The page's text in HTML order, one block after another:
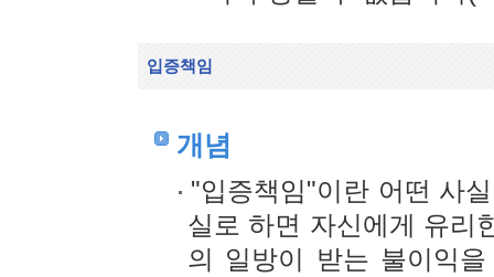
입증책임
개념
"입증책임"이란 어떤 사
실로 하면 자신에게 유리
의 일방이 받는 불이익